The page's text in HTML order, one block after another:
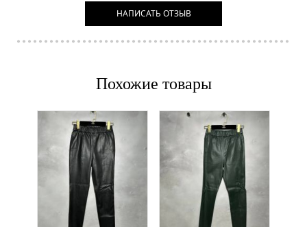
НАПИСАТЬ ОТЗЫВ
Похожие товары